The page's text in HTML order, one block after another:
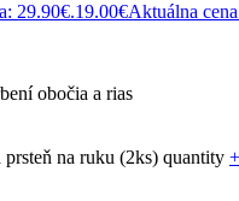
29.90€.19.00€Aktuálna
obočia a rias
na ruku (2ks) quantity +